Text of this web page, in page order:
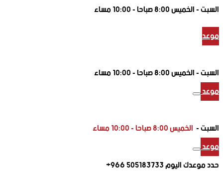
السبت -الخميس 8:00 صباحا - 10:00 مساء
موعد
السبت -الخميس 8:00 صباحا - 10:00 مساء
موعد
السبت -الخميس 8:00 صباحا - 10:00 مساء
موعد
حدد موعدك اليوم505183733 966+